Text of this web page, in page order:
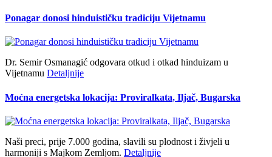
Ponagar donosi hinduističku tradiciju Vijetnamu
Dr. Semir Osmanagić odgovara otkud i otkad hinduizam u
Vijetnamu Detaljnije
Moćna energetska lokacija: Proviralkata, Iljač, Bugarska
Naši preci, prije 7.000 godina, slavili su plodnost i živjeli u
harmoniji s Majkom Zemljom. Detaljnije